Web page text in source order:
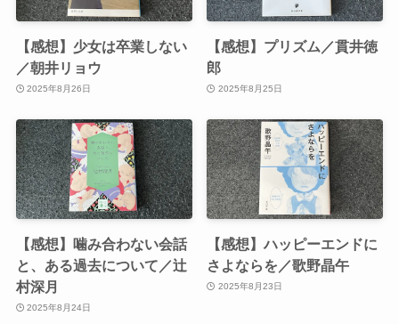
【感想】少女は卒業しない
／朝井リョウ
2025年8月26日
【感想】プリズム／貫井徳
郎
2025年8月25日
【感想】噛み合わない会話
と、ある過去について／辻
村深月
2025年8月24日
【感想】ハッピーエンドに
さよならを／歌野晶午
2025年8月23日